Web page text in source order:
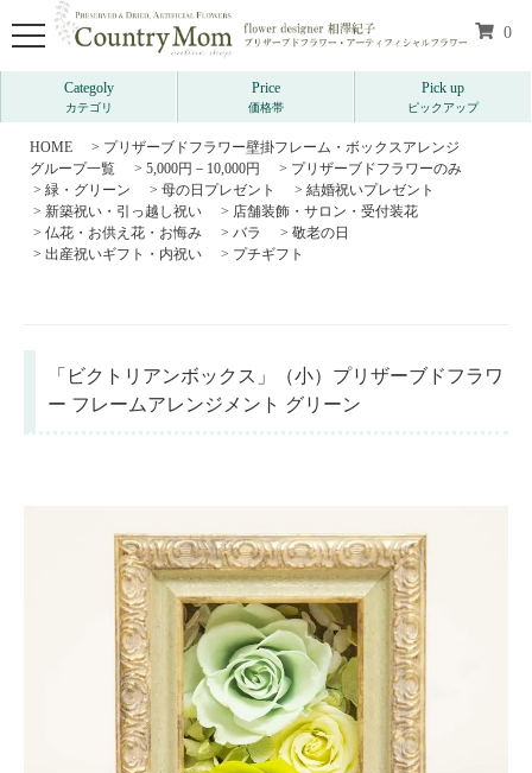
0
Categoly
カテゴリ
Price
価格帯
Pick up
ピックアップ
HOME > プリザーブドフラワー壁掛フレーム・ボックスアレンジ
グループ一覧
> 5,000円－10,000円 > プリザーブドフラワーのみ
> 緑・グリーン > 母の日プレゼント > 結婚祝いプレゼント
> 新築祝い・引っ越し祝い > 店舗装飾・サロン・受付装花
> 仏花・お供え花・お悔み > バラ > 敬老の日
> 出産祝いギフト・内祝い > プチギフト
「ビクトリアンボックス」（小）プリザーブドフラワ
ー フレームアレンジメント グリーン